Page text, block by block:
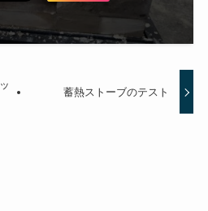
蓄熱ストーブのテスト